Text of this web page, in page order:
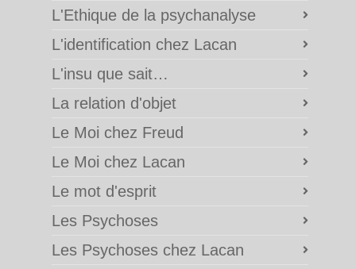
L'Ethique de la psychanalyse
L'identification chez Lacan
L'insu que sait…
La relation d'objet
Le Moi chez Freud
Le Moi chez Lacan
Le mot d'esprit
Les Psychoses
Les Psychoses chez Lacan